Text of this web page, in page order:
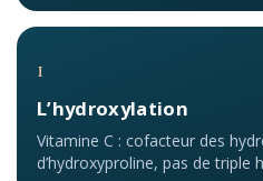
1
L’hydroxylation
Vitamine C : cofacteur des
d’hydroxyproline, pas de triple